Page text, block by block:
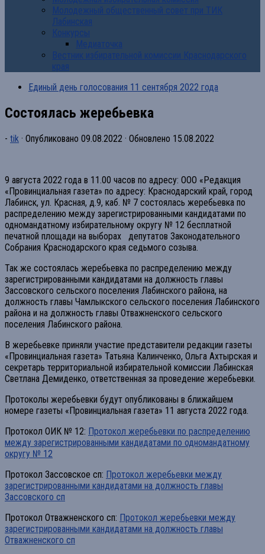
Молодежный общественный совет при ТИК
Лабинская
Конкурсы
Медиаточка
Вестник избирательной комиссии Краснодарского
края
Единый день голосования 11 сентября 2022 года
Состоялась жеребьевка
- tik · Опубликовано 09.08.2022 · Обновлено 15.08.2022
9 августа 2022 года в 11.00 часов по адресу: ООО «Редакция
«Провинциальная газета» по адресу: Краснодарский край, город
Лабинск, ул. Красная, д.9, каб. № 7 состоялась жеребьевка по
распределению между зарегистрированными кандидатами по
одномандатному избирательному округу № 12 бесплатной
печатной площади на выборах депутатов Законодательного
Собрания Краснодарского края седьмого созыва.
Так же состоялась жеребьевка по распределению между
зарегистрированными кандидатами на должность главы
Зассовского сельского поселения Лабинского района, на
должность главы Чамлыкского сельского поселения Лабинского
района и на должность главы Отважненского сельского
поселения Лабинского района.
В жеребьевке приняли участие представители редакции газеты
«Провинциальная газета» Татьяна Калинченко, Ольга Ахтырская и
секретарь территориальной избирательной комиссии Лабинская
Светлана Демиденко, ответственная за проведение жеребьевки.
Протоколы жеребьевки будут опубликованы в ближайшем
номере газеты «Провинциальная газета» 11 августа 2022 года.
Протокол ОИК № 12: Протокол жеребьевки по распределению
между зарегистрированными кандидатами по одномандатному
округу № 12
Протокол Зассовское сп: Протокол жеребьевки между
зарегистрированными кандидатами на должность главы
Зассовского сп
Протокол Отважненского сп: Протокол жеребьевки между
зарегистрированными кандидатами на должность главы
Отважненского сп